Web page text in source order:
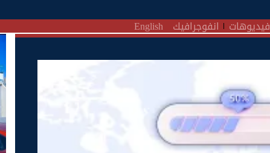
فيديوهات انفوجرافيك English